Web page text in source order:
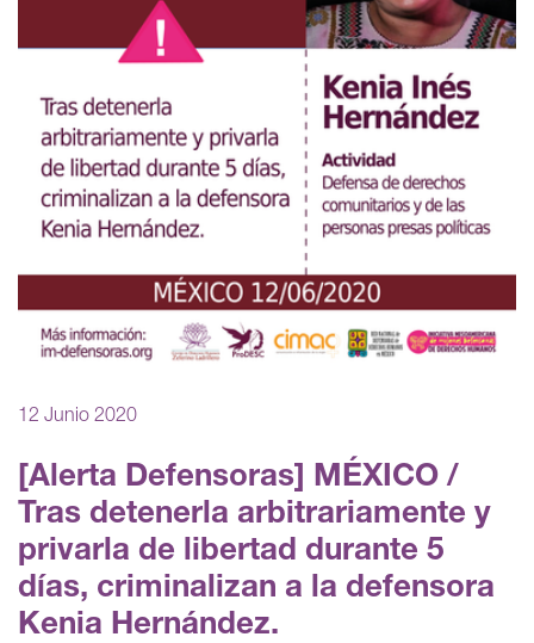
12 Junio 2020
[Alerta Defensoras] MÉXICO /
Tras detenerla arbitrariamente y
privarla de libertad durante 5
días, criminalizan a la defensora
Kenia Hernández.